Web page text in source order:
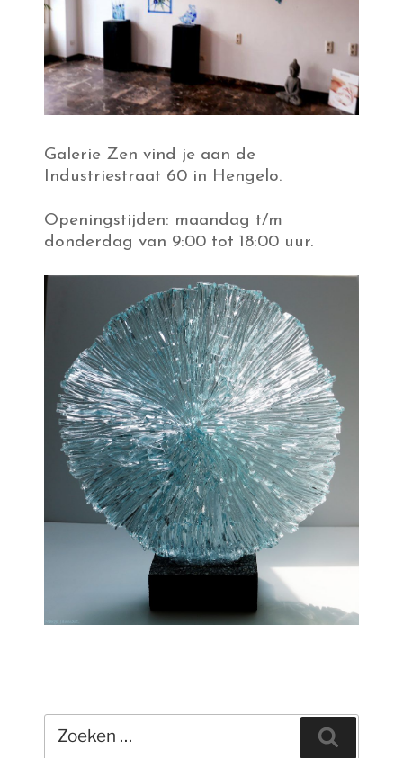
Galerie Zen vind je aan de
Industriestraat 60 in Hengelo.
Openingstijden: maandag t/m
donderdag van 9:00 tot 18:00 uur.
naar: